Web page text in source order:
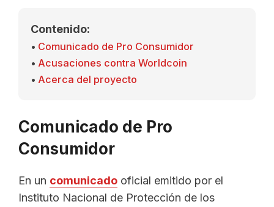
Contenido:
Comunicado de Pro Consumidor
Acusaciones contra Worldcoin
Acerca del proyecto
Comunicado de Pro
Consumidor
En un comunicado oficial emitido por el
Instituto Nacional de Protección de los